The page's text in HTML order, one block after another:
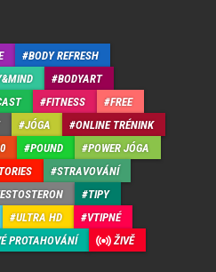
BODY REFRESH
BODYART
FITNESS
FREE
JÓGA
ONLINE TRÉNINK
POUND
POWER JÓGA
STRAVOVÁNÍ
TIPY
ULTRA HD
VTIPNÉ
PROTAHOVÁNÍ ŽIVĚ